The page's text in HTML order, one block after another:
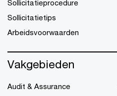
Sollicitatieprocedure
Sollicitatietips
Arbeidsvoorwaarden
Vakgebieden
Audit & Assurance